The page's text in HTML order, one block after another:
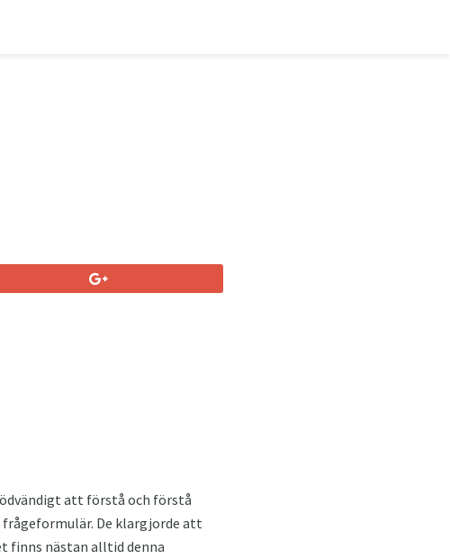
att förstå och förstå
frågeformulär. De klargjorde att
finns nästan alltid denna